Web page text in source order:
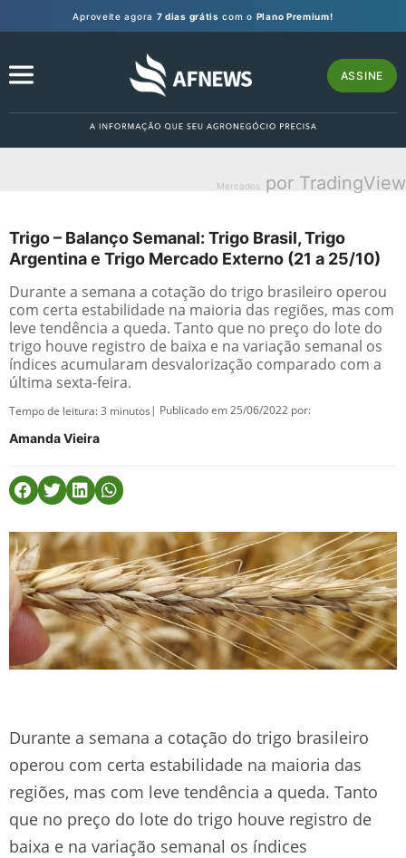
Aproveite agora 7 dias grátis com o Plano Premium!
ASSINE
Mercados por TradingView
Trigo – Balanço Semanal: Trigo Brasil, Trigo
Argentina e Trigo Mercado Externo (21 a 25/10)
Durante a semana a cotação do trigo brasileiro operou
com certa estabilidade na maioria das regiões, mas com
leve tendência a queda. Tanto que no preço do lote do
trigo houve registro de baixa e na variação semanal os
índices acumularam desvalorização comparado com a
última sexta-feira.
Tempo de leitura:3 minutos | Publicado em 25/06/2022 por:
Amanda Vieira
Durante a semana a cotação do trigo brasileiro
operou com certa estabilidade na maioria das
regiões, mas com leve tendência a queda. Tanto
que no preço do lote do trigo houve registro de
baixa e na variação semanal os índices